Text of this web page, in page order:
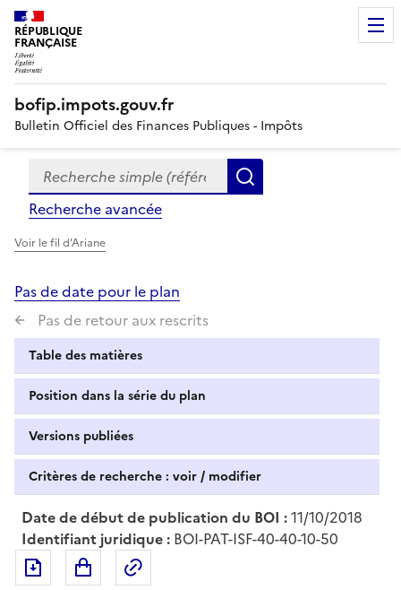
RÉPUBLIQUE
FRANÇAISE
bofip.impots.gouv.fr
Bulletin Officiel des Finances Publiques - Impôts
Formulaire
de
recherche
Recherche simple (références, mots clés, partie du
Recherche avancée
Voir le fil d'Ariane
Pas de date pour le plan
Pas de retour aux rescrits
Table des matières
Position dans la série du plan
Versions publiées
Critères de recherche : voir / modifier
Date de début de publication du BOI :11/10/2018
Identifiant juridique : BOI-PAT-ISF-40-40-10-50
Exporter le document au format pdf